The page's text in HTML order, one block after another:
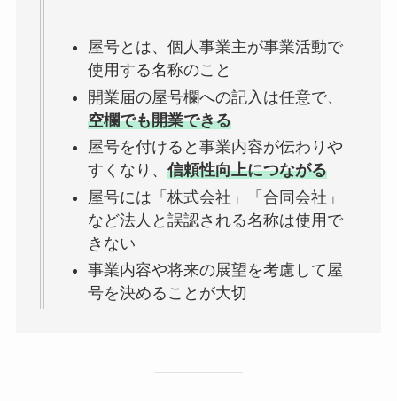
屋号とは、個人事業主が事業活動で
使用する名称のこと
開業届の屋号欄への記入は任意で、
空欄でも開業できる
屋号を付けると事業内容が伝わりや
すくなり、 信頼性向上につながる
屋号には「株式会社」「合同会社」
など法人と誤認される名称は使用で
きない
事業内容や将来の展望を考慮して屋
号を決めることが大切